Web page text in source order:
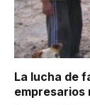
La lucha de
empresarios